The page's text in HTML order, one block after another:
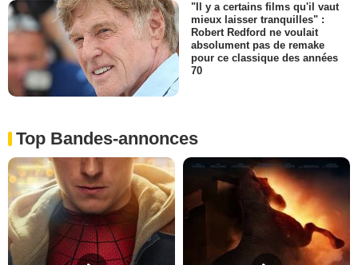
"Il y a certains films qu'il vaut
mieux laisser tranquilles" :
Robert Redford ne voulait
absolument pas de remake
pour ce classique des années
70
Top Bandes-annonces